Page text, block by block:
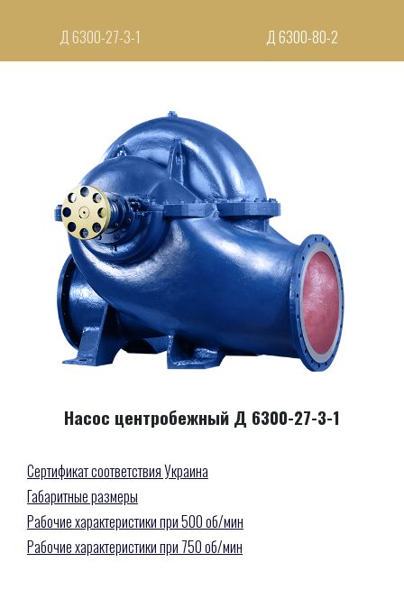
Д 6300-27-3-1 Д 6300-80-2
Насос центробежный Д 6300-27-3-1
Сертификат соответствия Украина
Габаритные размеры
Рабочие характеристики при 500 об/мин
Рабочие характеристики при 750 об/мин